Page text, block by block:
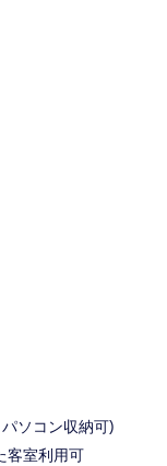
ソコン収納可)
客室利用可